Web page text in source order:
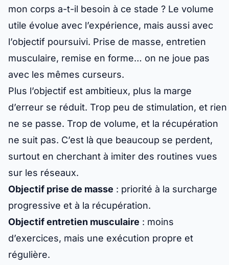
mon corps a-t-il besoin à ce stade ? Le volume
utile évolue avec l’expérience, mais aussi avec
l’objectif poursuivi. Prise de masse, entretien
musculaire, remise en forme… on ne joue pas
avec les mêmes curseurs.
Plus l’objectif est ambitieux, plus la marge
d’erreur se réduit. Trop peu de stimulation, et rien
ne se passe. Trop de volume, et la récupération
ne suit pas. C’est là que beaucoup se perdent,
surtout en cherchant à imiter des routines vues
sur les réseaux.
Objectif prise de masse : priorité à la surcharge
progressive et à la récupération.
Objectif entretien musculaire : moins
d’exercices, mais une exécution propre et
régulière.